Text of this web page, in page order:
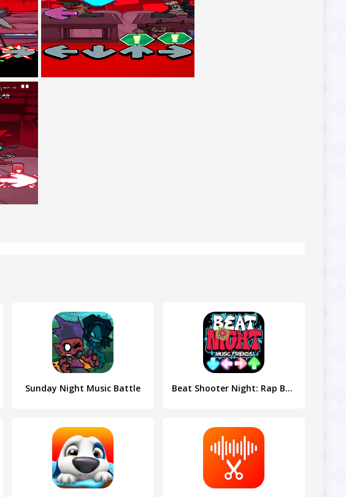
Sunday Night Music Battle Beat Shooter Night: Rap Battle